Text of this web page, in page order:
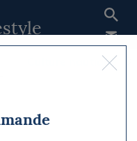
Culture nautique